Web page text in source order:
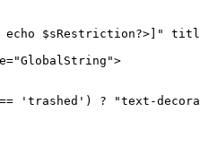
$sRestriction?>]"
'trashed') ? "text-